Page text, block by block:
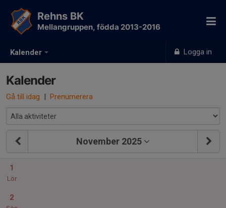
Kalender Logga in
Rehns BK
Mellangruppen, födda 2013-2016
Kalender
Gå till idag | Prenumerera
November 2025
1
Lör
2